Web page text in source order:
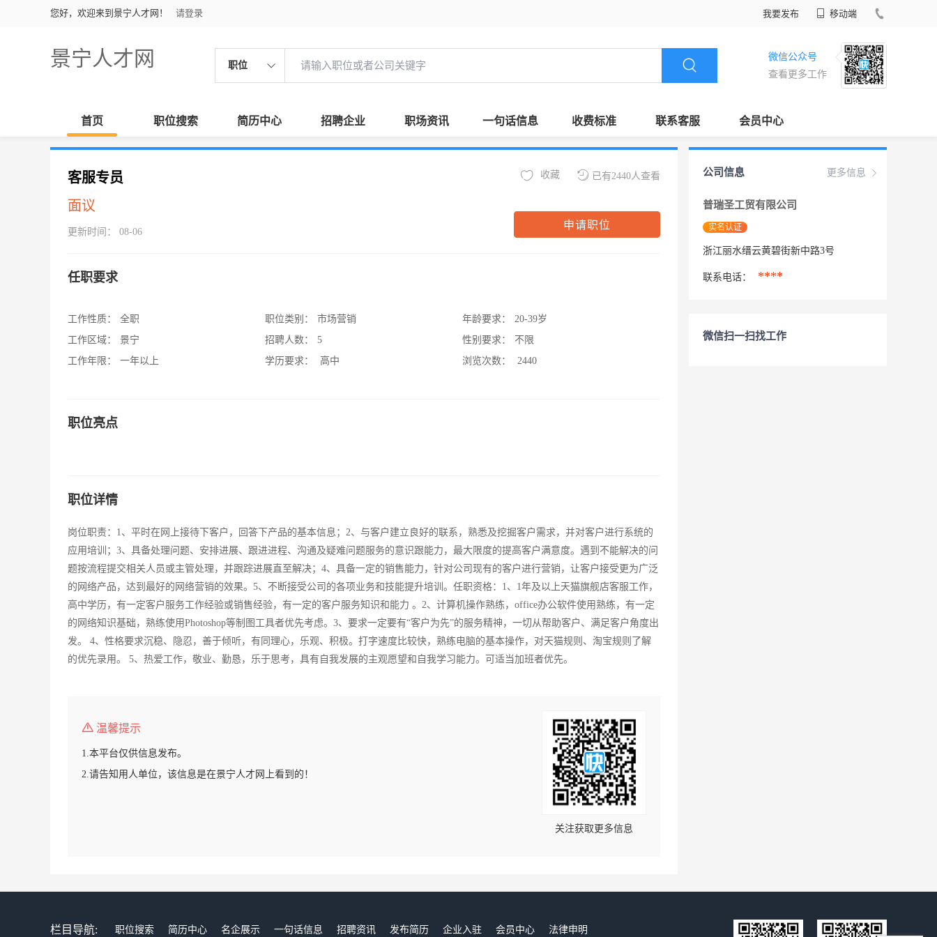
您好，欢迎来到景宁人才网！ 请登录 我要发布 移动端
景宁人才网 职位
微信公众号
查看更多工作
首页 职位搜索 简历中心 招聘企业 职场资讯 一句话信息 收费标准 联系客服 会员中心
客服专员
面议
更新时间： 08-06
已有2440人查看
收藏
申请职位
任职要求
工作性质：
全职
工作区域：
景宁
工作年限：
一年以上
职位类别：
市场营销
招聘人数：
5
学历要求：
高中
年龄要求：
20-39岁
性别要求：
不限
浏览次数：
2440
职位亮点
职位详情
岗位职责：1、平时在网上接待下客户，回答下产品的基本信息；2、与客户建立良好的联系，熟悉及挖掘客户需求，并对客户进行系统的
应用培训；3、具备处理问题、安排进展、跟进进程、沟通及疑难问题服务的意识跟能力，最大限度的提高客户满意度。遇到不能解决的问
题按流程提交相关人员或主管处理，并跟踪进展直至解决；4、具备一定的销售能力，针对公司现有的客户进行营销，让客户接受更为广泛
的网络产品，达到最好的网络营销的效果。5、不断接受公司的各项业务和技能提升培训。任职资格：1、1年及以上天猫旗舰店客服工作，
高中学历，有一定客户服务工作经验或销售经验，有一定的客户服务知识和能力 。2、计算机操作熟练，office办公软件使用熟练，有一定
的网络知识基础，熟练使用Photoshop等制图工具者优先考虑。3、要求一定要有“客户为先”的服务精神，一切从帮助客户、满足客户角度出
发。 4、性格要求沉稳、隐忍，善于倾听，有同理心，乐观、积极。打字速度比较快，熟练电脑的基本操作，对天猫规则、淘宝规则了解
的优先录用。 5、热爱工作，敬业、勤恳，乐于思考，具有自我发展的主观愿望和自我学习能力。可适当加班者优先。
温馨提示
1.本平台仅供信息发布。
2.请告知用人单位，该信息是在景宁人才网上看到的！
关注获取更多信息
更多信息
公司信息
普瑞圣工贸有限公司
实名认证
浙江丽水缙云黄碧街新中路3号
联系电话： ****
微信扫一扫找工作
栏目导航: 职位搜索 简历中心 名企展示 一句话信息 招聘资讯 发布简历 企业入驻 会员中心 法律申明